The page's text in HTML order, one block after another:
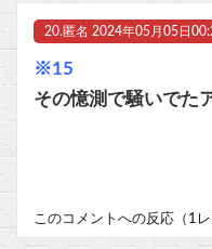
20. 匿名 2024年05月05日
※15
その憶測で騒いでた
このコメントへの反応（1レ